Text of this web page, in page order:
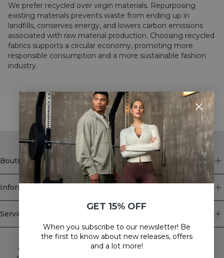
We prefer recycled over virgin materials. Repurposing
existing materials prevents waste from ending up in
landfills, conserves energy, and lowers carbon emissions
associated with raw material production. Choosing recycled
fabrics supports a circular economy, promoting more
responsible consumption and a more sustainable fashion
industry.
STYLE WITH
Boutique
Information
Service client
Newsletter
Abonnez-vous à notre newsletter! Recevez des offres
GET 15% OFF
When you subscribe to our newsletter! Be
the first to know about new releases, offers
and a lot more!